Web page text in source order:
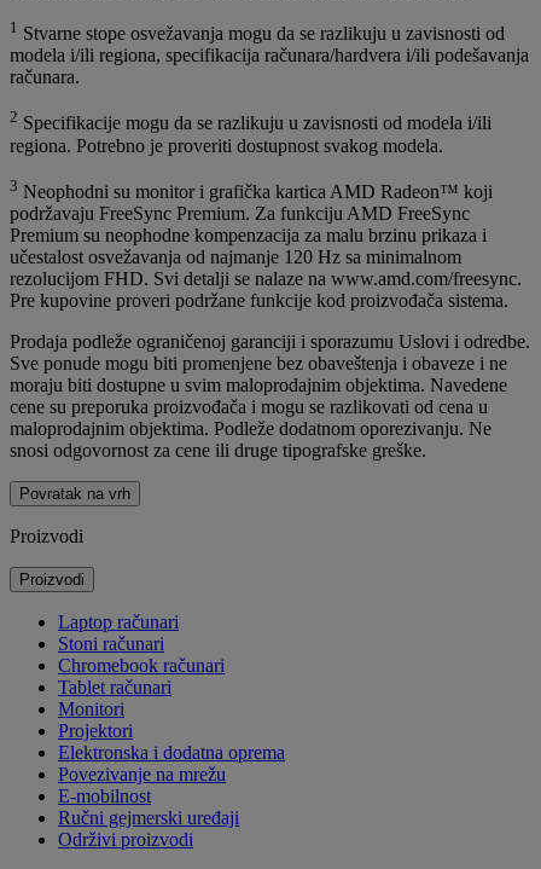
1 Stvarne stope osvežavanja mogu da se razlikuju u zavisnosti od
modela i/ili regiona, specifikacija računara/hardvera i/ili podešavanja
računara.
2 Specifikacije mogu da se razlikuju u zavisnosti od modela i/ili
regiona. Potrebno je proveriti dostupnost svakog modela.
3 Neophodni su monitor i grafička kartica AMD Radeon™ koji
podržavaju FreeSync Premium. Za funkciju AMD FreeSync
Premium su neophodne kompenzacija za malu brzinu prikaza i
učestalost osvežavanja od najmanje 120 Hz sa minimalnom
rezolucijom FHD. Svi detalji se nalaze na www.amd.com/freesync.
Pre kupovine proveri podržane funkcije kod proizvođača sistema.
Prodaja podleže ograničenoj garanciji i sporazumu Uslovi i odredbe.
Sve ponude mogu biti promenjene bez obaveštenja i obaveze i ne
moraju biti dostupne u svim maloprodajnim objektima. Navedene
cene su preporuka proizvođača i mogu se razlikovati od cena u
maloprodajnim objektima. Podleže dodatnom oporezivanju. Ne
snosi odgovornost za cene ili druge tipografske greške.
Povratak na vrh
Proizvodi
Proizvodi
Laptop računari
Stoni računari
Chromebook računari
Tablet računari
Monitori
Projektori
Elektronska i dodatna oprema
Povezivanje na mrežu
E-mobilnost
Ručni gejmerski uređaji
Održivi proizvodi